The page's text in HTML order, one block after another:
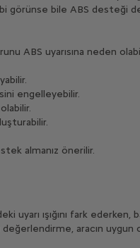
görünse bile ABS desteği
ABS uyarısına neden
engelleyebilir.
almanız önerilir.
uyarı ışığını fark ederken,
değerlendirme, aracın